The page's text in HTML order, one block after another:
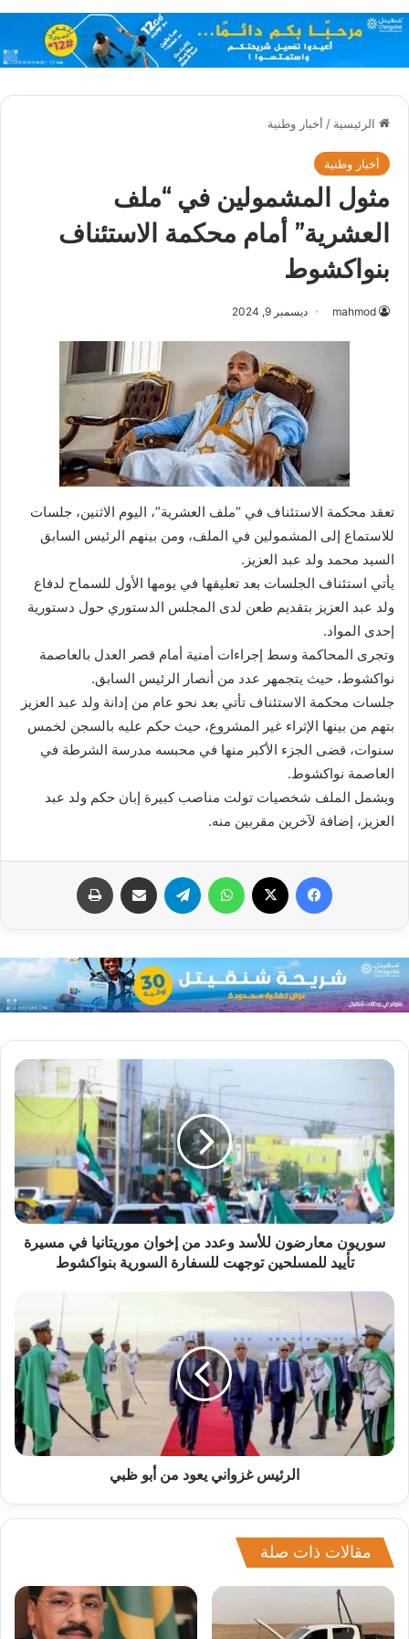
الرئيسية / أخبار وطنية
أخبار وطنية
مثول المشمولين في “ملف
العشرية” أمام محكمة الاستئناف
بنواكشوط
mahmod ديسمبر 9, 2024
تعقد محكمة الاستئناف في “ملف العشرية”، اليوم الاثنين، جلسات
للاستماع إلى المشمولين في الملف، ومن بينهم الرئيس السابق
السيد محمد ولد عبد العزيز.
يأتي استئناف الجلسات بعد تعليقها في يومها الأول للسماح لدفاع
ولد عبد العزيز بتقديم طعن لدى المجلس الدستوري حول دستورية
إحدى المواد.
وتجرى المحاكمة وسط إجراءات أمنية أمام قصر العدل بالعاصمة
نواكشوط، حيث يتجمهر عدد من أنصار الرئيس السابق.
جلسات محكمة الاستئناف تأتي بعد نحو عام من إدانة ولد عبد العزيز
بتهم من بينها الإثراء غير المشروع، حيث حكم عليه بالسجن لخمس
سنوات، قضى الجزء الأكبر منها في محبسه مدرسة الشرطة في
العاصمة نواكشوط.
ويشمل الملف شخصيات تولت مناصب كبيرة إبان حكم ولد عبد
العزيز، إضافة لآخرين مقربين منه.
فيسبوك واتساب تيلقرام مشاركة عبر البريد
سوريون معارضون للأسد وعدد من إخوان موريتانيا في مسيرة
تأييد للمسلحين توجهت للسفارة السورية بنواكشوط
الرئيس غزواني يعود من أبو ظبي
مقالات ذات صلة